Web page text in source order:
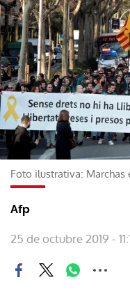
Foto ilustrativa: Marchas
Afp
25 de octubre 2019 -